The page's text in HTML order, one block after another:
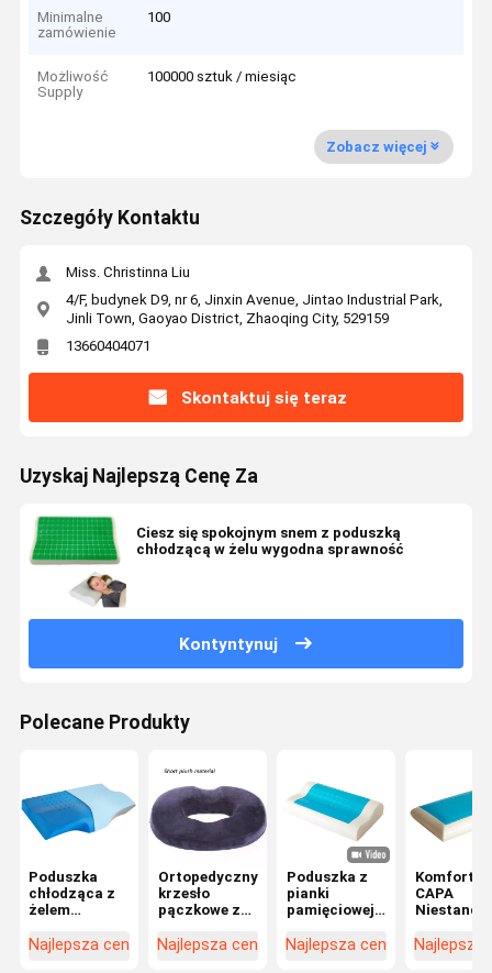
Minimalne
zamówienie
100
Możliwość
Supply
100000 sztuk / miesiąc
Zobacz więcej
Szczegóły Kontaktu
Miss. Christinna Liu
4/F, budynek D9, nr 6, Jinxin Avenue, Jintao Industrial Park,
Jinli Town, Gaoyao District, Zhaoqing City, 529159
13660404071
Skontaktuj się teraz
Uzyskaj Najlepszą Cenę Za
Ciesz się spokojnym snem z poduszką
chłodzącą w żelu wygodna sprawność
Kontyntynuj
Polecane Produkty
Poduszka
chłodząca z
żelem
szyi
Najlepsza cena
Ortopedyczny
krzesło
pączkowe z
chłodzącą
Najlepsza cena
Poduszka z
pianki
pamięciowej
chłodzącym
Najlepsza cena
Komfort
CAPA
chłodząca
Najlepsza